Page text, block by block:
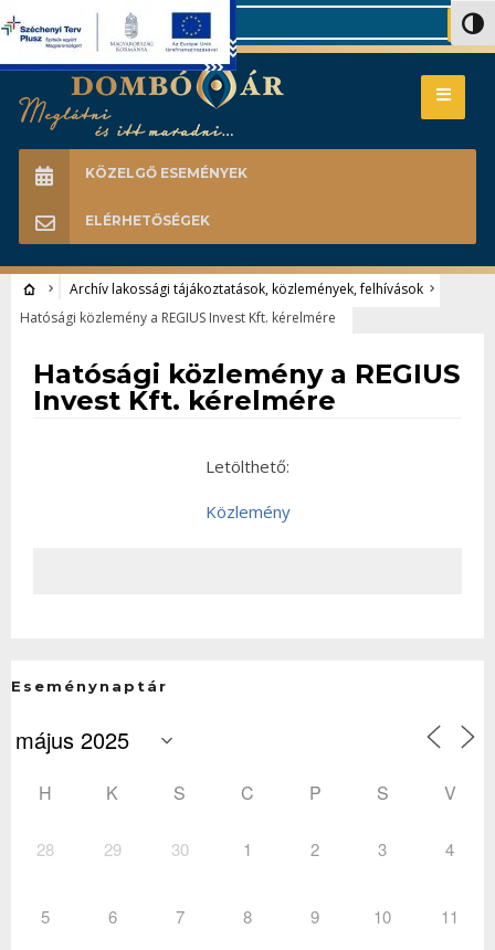
Search
KÖZELGŐ ESEMÉNYEK
ELÉRHETŐSÉGEK
Archív lakossági tájákoztatások, közlemények, felhívások
Hatósági közlemény a REGIUS Invest Kft. kérelmére
Hatósági közlemény a REGIUS
Invest Kft. kérelmére
Letölthető:
Közlemény
Eseménynaptár
H K S C P S V
28 29 30 1 2 3 4
5 6 7 8 9 10 11